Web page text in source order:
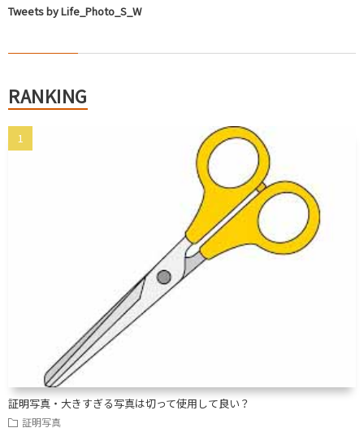
Tweets by Life_Photo_S_W
RANKING
証明写真・大きすぎる写真は切って使用して良い？
証明写真